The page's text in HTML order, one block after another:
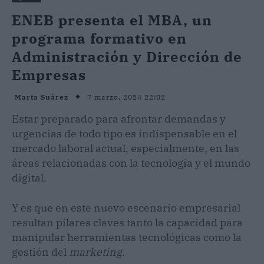
ENEB presenta el MBA, un
programa formativo en
Administración y Dirección de
Empresas
Marta Suárez 7 marzo, 2024 22:02
Estar preparado para afrontar demandas y
urgencias de todo tipo es indispensable en el
mercado laboral actual, especialmente, en las
áreas relacionadas con la tecnología y el mundo
digital.
Y es que en este nuevo escenario empresarial
resultan pilares claves tanto la capacidad para
manipular herramientas tecnológicas como la
gestión del marketing.